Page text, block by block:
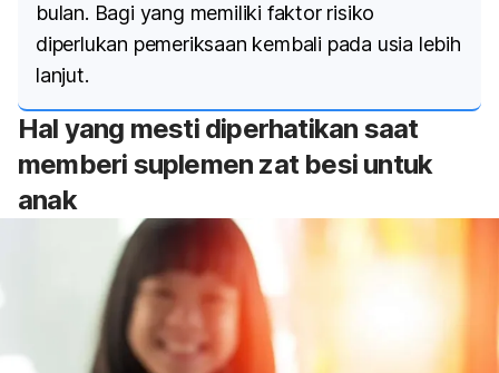
bulan. Bagi yang memiliki faktor risiko
diperlukan pemeriksaan kembali pada usia lebih
lanjut.
Hal yang mesti diperhatikan saat
memberi suplemen zat besi untuk
anak